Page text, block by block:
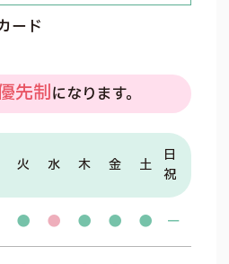
ード
先制になります。
火 水 木 金 土
日
祝
● ● ● ● ● －